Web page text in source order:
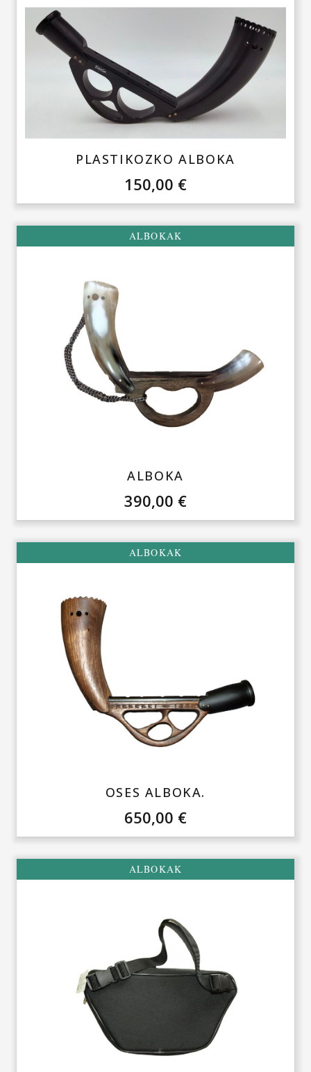
PLASTIKOZKO ALBOKA
150,00 €
ALBOKAK
ALBOKA
390,00 €
ALBOKAK
OSES ALBOKA.
650,00 €
ALBOKAK